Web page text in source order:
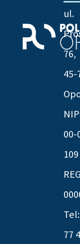
ul.
76,
45-
00-
109
77